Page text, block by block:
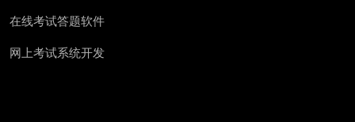
在线考试答题软件
网上考试系统开发